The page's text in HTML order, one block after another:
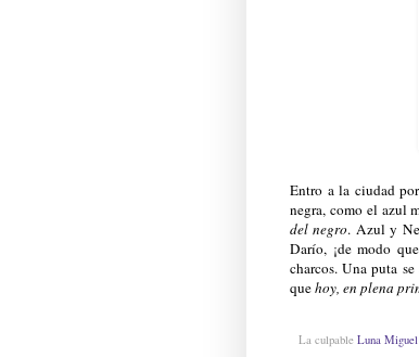
Entro a la ciudad
negra, como el azul
del negro. Azul y
Darío, ¡de modo
charcos. Una puta
quehoy, en plena
La culpable Luna Miguel